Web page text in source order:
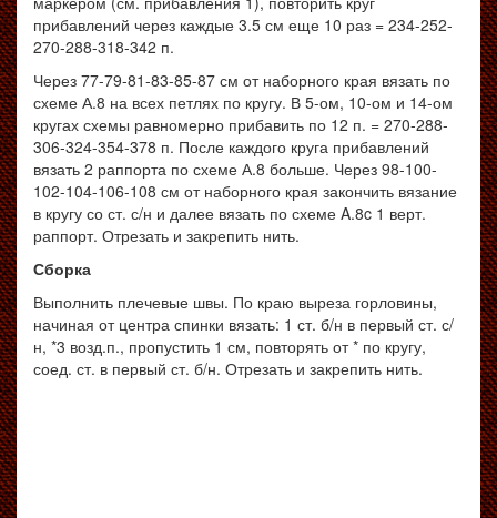
прибавлений через каждые 3.5 см еще 10 раз = 234-252-
270-288-318-342 п.
Через 77-79-81-83-85-87 см от наборного края вязать по
схеме А.8 на всех петлях по кругу. В 5-ом, 10-ом и 14-ом
кругах схемы равномерно прибавить по 12 п. = 270-288-
306-324-354-378 п. После каждого круга прибавлений
вязать 2 раппорта по схеме А.8 больше. Через 98-100-
102-104-106-108 см от наборного края закончить вязание
в кругу со ст. с/н и далее вязать по схеме A.8c 1 верт.
раппорт. Отрезать и закрепить нить.
Сборка
Выполнить плечевые швы. По краю выреза горловины,
начиная от центра спинки вязать: 1 ст. б/н в первый ст. с/
н, *3 возд.п., пропустить 1 см, повторять от * по кругу,
соед. ст. в первый ст. б/н. Отрезать и закрепить нить.